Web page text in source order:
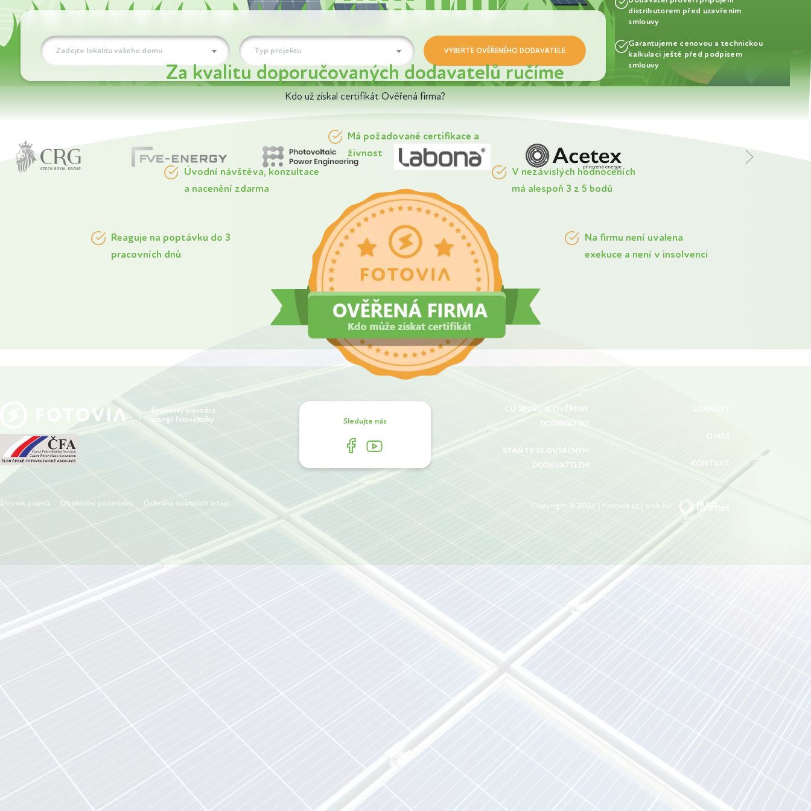
Zadejte lokalitu vašeho domu Typ projektu
distributorem před uzavřením
smlouvy
Garantujeme cenovou a technickou
kalkulaci ještě před podpisem
smlouvy
Za kvalitu doporučovaných dodavatelů ručíme
Kdo už získal certifikát Ověřená firma?
Reaguje na poptávku do 3
pracovních dnů
Úvodní návštěva, konzultace
a nacenění zdarma
Má požadované certifikace a
živnost
V nezávislých hodnoceních
má alespoň 3 z 5 bodů
Na firmu není uvalena
exekuce a není v insolvenci
Spolehlivý průvodce
džunglí fotovoltaiky
Sledujte nás
CO SPLŇUJE OVĚŘENÝ
DODAVATEL?
STAŇTE SE OVĚŘENÝM
DODAVATELEM
LOKALITY
O NÁS
KONTAKT
Slovník pojmů Obchodní podmínky Ochrana osobních údajů Copyright © 2026 | Fotovia.cz | web by